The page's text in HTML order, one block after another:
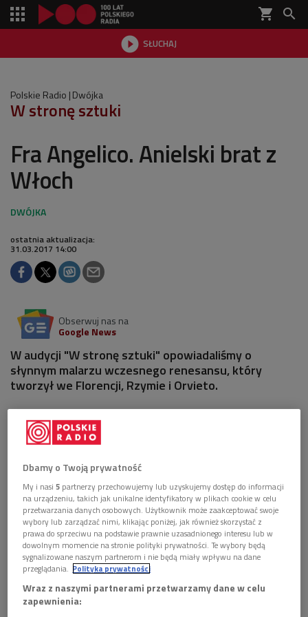
shopping_cart 
 SŁUCHAJ

Polskie Radio Dwójka
W stronę sztuki
Fra Angelico. Anielski brat z
Włoch
ostatnia aktualizacja:
31.03.2017 14:00
Obserwuj nas na
Google News
W audycji "W stronę sztuki" opowiadaliśmy o
słynnym malarzu wczesnego renesansu, który
tworzył we Florencji, Rzymie i Orvieto.
AUDIO 1 plik
 13'27
Fra Angelico. Anielski brat z Włoch. Gawęda
Bożeny Fabiani (PR, 2017)
Dbamy o Twoją prywatność
My i nasi5 partnerzy przechowujemy lub uzyskujemy dostęp do informacji
na urządzeniu, takich jak unikalne identyfikatory w plikach cookie w celu
przetwarzania danych osobowych. Użytkownik może zaakceptować swoje
wybory lub zarządzać nimi, klikając poniżej, jak również skorzystać z
prawa do sprzeciwu na podstawie prawnie uzasadnionego interesu lub w
dowolnym momencie na stronie polityki prywatności. Te wybory będą
sygnalizowane naszym partnerom i nie będą miały wpływu na dane
przeglądania. Polityka prywatności
Wraz z naszymi partnerami przetwarzamy dane w celu
zapewnienia: